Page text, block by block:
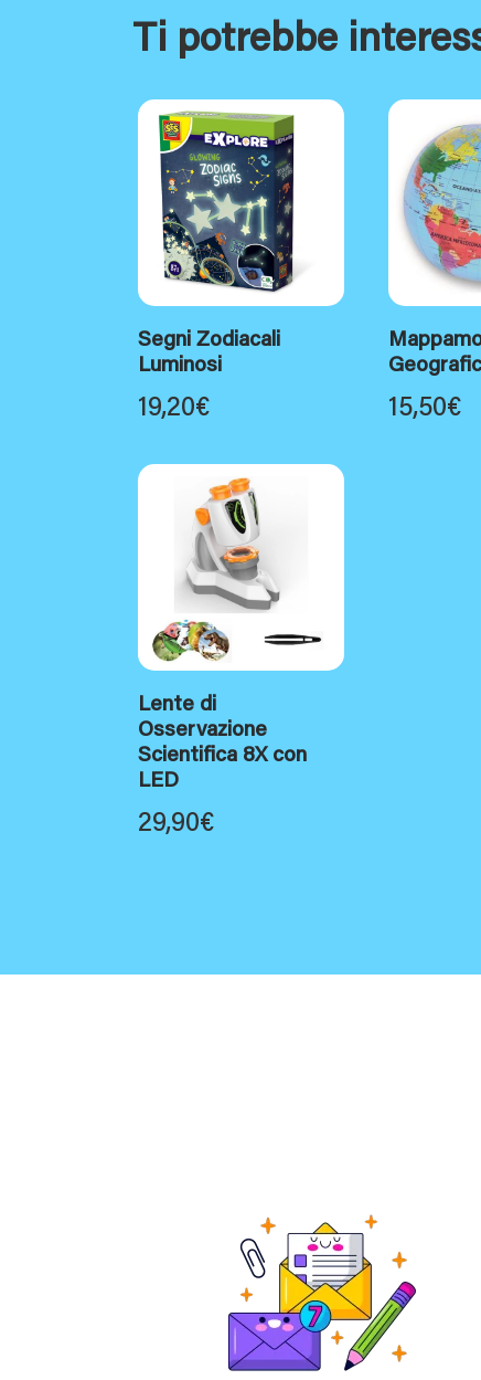
Ti potrebbe
Segni Zodiacali
Luminosi
19,20€ 15,50€
Lente di
Osservazione
Scientifica 8X con
LED
29,90€